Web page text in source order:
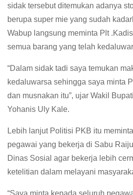
sidak tersebut ditemukan adanya
berupa super mie yang sudah
Wabup langsung meminta Plt
semua barang yang telah
“Dalam sidak tadi saya temukan
kedaluwarsa sehingga saya minta
dan musnakan itu”, ujar Wakil
Yohanis Uly Kale.
Lebih lanjut Politisi PKB itu
pegawai yang bekerja di Sabu
Dinas Sosial agar bekerja lebih
ketelitian dalam melayani